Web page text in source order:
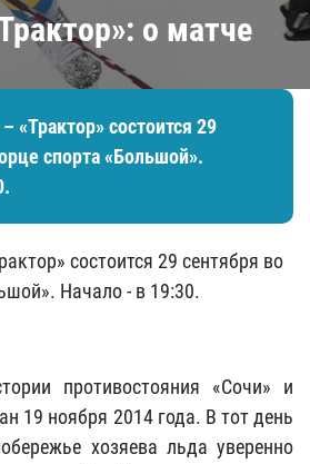
о матче
«Трактор» состоится 29
спорта «Большой».
состоится 29 сентября во
. Начало - в 19:30.
противостояния «Сочи» и
19 ноября 2014 года. В тот день
хозяева льда уверенно